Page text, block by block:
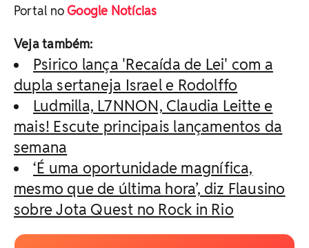
Portal noGoogle Notícias
Veja também:
Psirico lança 'Recaída de Lei' com a
dupla sertaneja Israel e Rodolffo
Ludmilla, L7NNON, Claudia Leitte e
mais! Escute principais lançamentos da
semana
‘É uma oportunidade magnífica,
mesmo que de última hora’, diz Flausino
sobre Jota Quest no Rock in Rio